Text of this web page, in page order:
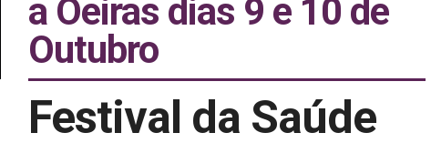
a Oeiras dias 9 e 10 de
Outubro
Festival da Saúde